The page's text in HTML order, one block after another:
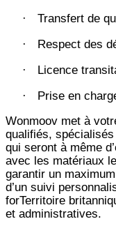
· Transfert de
· Respect des
· Licence
·
Prise en
Wonmoov met à
qualifiés, spécialisés
qui seront à même
avec les matériaux
garantir un
d’un suivi
forTerritoire
et administratives.